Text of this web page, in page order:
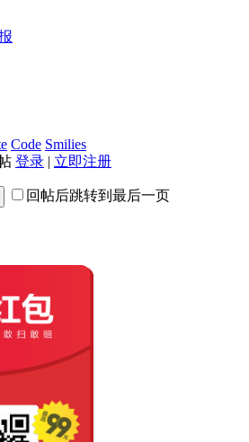
Code Smilies
登录 | 立即注册
回帖后跳转到最后一页